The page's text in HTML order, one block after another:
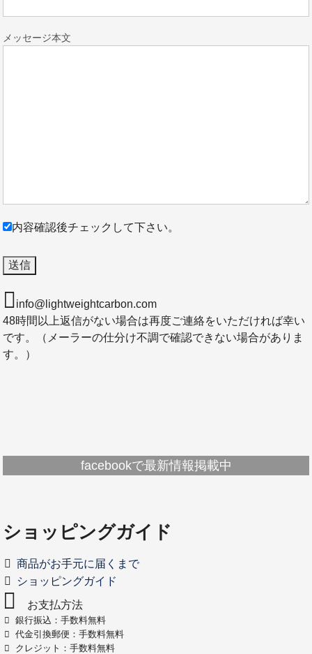
メッセージ本文
内容確認後チェックして下さい。
info@lightweightcarbon.com
48時間以上返信がない場合は再度ご連絡をいただければ幸い
です。（メーラーの仕分け不調で確認できない場合がありま
す。）
facebookで最新情報掲載中
ショッピングガイド
商品がお手元に届くまで
ショッピングガイド
お支払方法
銀行振込：手数料無料
代金引換郵便：手数料無料
クレジット：手数料無料